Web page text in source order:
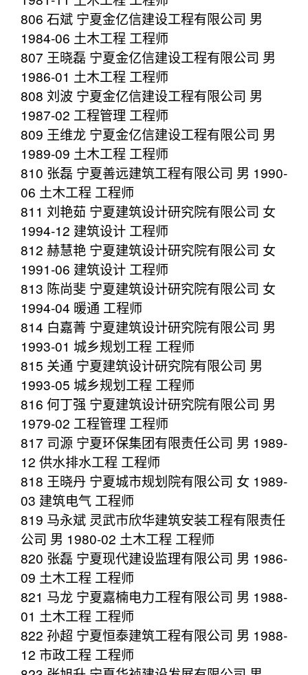
806 石斌 宁夏金亿信建设工程有限公司 男
1984-06 土木工程 工程师
807 王晓磊 宁夏金亿信建设工程有限公司 男
1986-01 土木工程 工程师
808 刘波 宁夏金亿信建设工程有限公司 男
1987-02 工程管理 工程师
809 王维龙 宁夏金亿信建设工程有限公司 男
1989-09 土木工程 工程师
810 张磊 宁夏善远建筑工程有限公司 男 1990-
06 土木工程 工程师
811 刘艳茹 宁夏建筑设计研究院有限公司 女
1994-12 建筑设计 工程师
812 赫慧艳 宁夏建筑设计研究院有限公司 女
1991-06 建筑设计 工程师
813 陈尚斐 宁夏建筑设计研究院有限公司 女
1994-04 暖通 工程师
814 白嘉菁 宁夏建筑设计研究院有限公司 男
1993-01 城乡规划工程 工程师
815 关通 宁夏建筑设计研究院有限公司 男
1993-05 城乡规划工程 工程师
816 何丁强 宁夏建筑设计研究院有限公司 男
1979-02 工程管理 工程师
817 司源 宁夏环保集团有限责任公司 男 1989-
12 供水排水工程 工程师
818 王晓丹 宁夏城市规划院有限公司 女 1989-
03 建筑电气 工程师
819 马永斌 灵武市欣华建筑安装工程有限责任
公司 男 1980-02 土木工程 工程师
820 张磊 宁夏现代建设监理有限公司 男 1986-
09 土木工程 工程师
821 马龙 宁夏嘉楠电力工程有限公司 男 1988-
01 土木工程 工程师
822 孙超 宁夏恒泰建筑工程有限公司 男 1988-
12 市政工程 工程师